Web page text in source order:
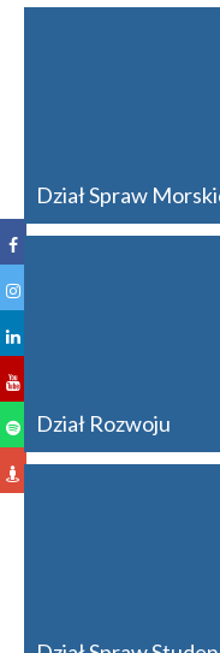
Dział Spraw
Dział Rozwoju